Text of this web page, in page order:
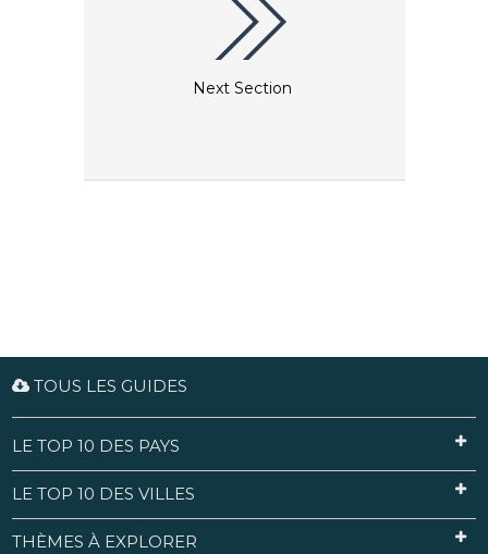
Next Section
TOUS LES GUIDES
LE TOP 10 DES PAYS
LE TOP 10 DES VILLES
THÈMES À EXPLORER